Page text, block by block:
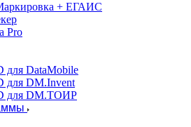
+ ЕГАИС
Pro
для DataMobile
для DM.Invent
для DM.ТОИР